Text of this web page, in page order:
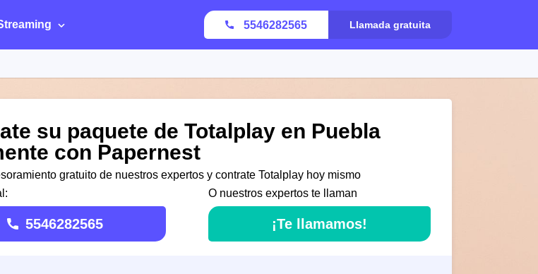
5546282565 Llamada gratuita
su paquete de Totalplay en Puebla
con Papernest
gratuito de nuestros expertos y contrate Totalplay hoy mismo
5546282565
O nuestros expertos te llaman
¡Te llamamos!